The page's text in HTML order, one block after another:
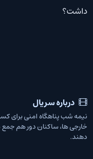
داشت؟
درباره سریال
نیمه شب پناهگاه امنی برای
خارجی ها، ساکنان دور هم
دهند.